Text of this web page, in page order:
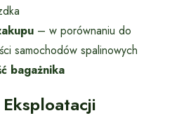
– w porównaniu do
samochodów spalinowych
bagażnika